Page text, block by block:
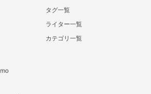
タグ一覧
ライター一覧
カテゴリ一覧